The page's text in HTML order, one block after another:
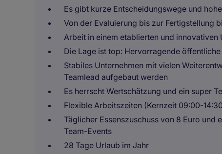
Es gibt kurze Entscheidungswege und
Von der Evaluierung bis zur Fertigstellung
Arbeit in einem etablierten und
Die Lage ist top: Hervorragende
Stabiles Unternehmen mit vielen
Teamlead aufgebaut werden
Es herrscht Wertschätzung und ein super
Flexible Arbeitszeiten (Kernzeit 09:00-
Täglicher Essenszuschuss von 8 Euro
Team-Events
28 Tage Urlaub im Jahr